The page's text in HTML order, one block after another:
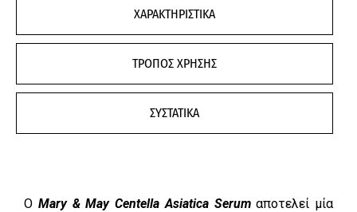
ΧΑΡΑΚΤΗΡΙΣΤΙΚΑ
ΤΡΟΠΟΣ ΧΡΗΣΗΣ
ΣΥΣΤΑΤΙΚΑ
Ο Mary & May Centella Asiatica Serumαποτελεί μία